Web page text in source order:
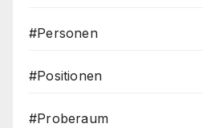
#Personen
#Positionen
#Proberaum